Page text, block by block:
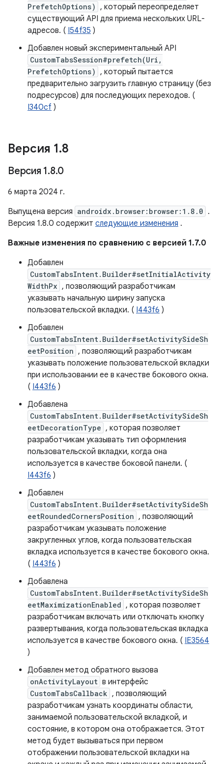
PrefetchOptions) , который переопределяет
существующий API для приема нескольких URL-
адресов. ( I54f35 )
Добавлен новый экспериментальный API
CustomTabsSession#prefetch(Uri,
PrefetchOptions) , который пытается
предварительно загрузить главную страницу (без
подресурсов) для последующих переходов. (
I340cf )
Версия 1.8
Версия 1.8.0
6 марта 2024 г.
Выпущена версия androidx.browser:browser:1.8.0 .
Версия 1.8.0 содержит следующие изменения .
Важные изменения по сравнению с версией 1.7.0
Добавлен
CustomTabsIntent.Builder#setInitialActivity
WidthPx , позволяющий разработчикам
указывать начальную ширину запуска
пользовательской вкладки. ( I443f6 )
Добавлен
CustomTabsIntent.Builder#setActivitySideSh
eetPosition , позволяющий разработчикам
указывать положение пользовательской вкладки
при использовании ее в качестве бокового окна.
( I443f6 )
Добавлена
CustomTabsIntent.Builder#setActivitySideSh
eetDecorationType , которая позволяет
разработчикам указывать тип оформления
пользовательской вкладки, когда она
используется в качестве боковой панели. (
I443f6 )
Добавлен
CustomTabsIntent.Builder#setActivitySideSh
eetRoundedCornersPosition , позволяющий
разработчикам указывать положение
закругленных углов, когда пользовательская
вкладка используется в качестве бокового окна.
( I443f6 )
Добавлена
CustomTabsIntent.Builder#setActivitySideSh
eetMaximizationEnabled , которая позволяет
разработчикам включать или отключать кнопку
развертывания, когда пользовательская вкладка
используется в качестве бокового окна. ( IE3564
)
Добавлен метод обратного вызова
onActivityLayout в интерфейс
CustomTabsCallback , позволяющий
разработчикам узнать координаты области,
занимаемой пользовательской вкладкой, и
состояние, в котором она отображается. Этот
метод будет вызываться при первом
отображении пользовательской вкладки на